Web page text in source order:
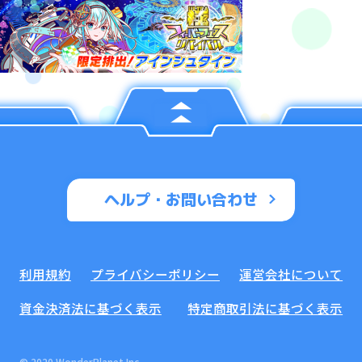
ヘルプ・お問い合わせ
利用規約 プライバシーポリシー
運営会社について
資金決済法に基づく表示
特定商取引法に基づく表示